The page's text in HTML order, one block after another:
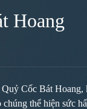
Hoang
Cốc Bát
thể hiện sức